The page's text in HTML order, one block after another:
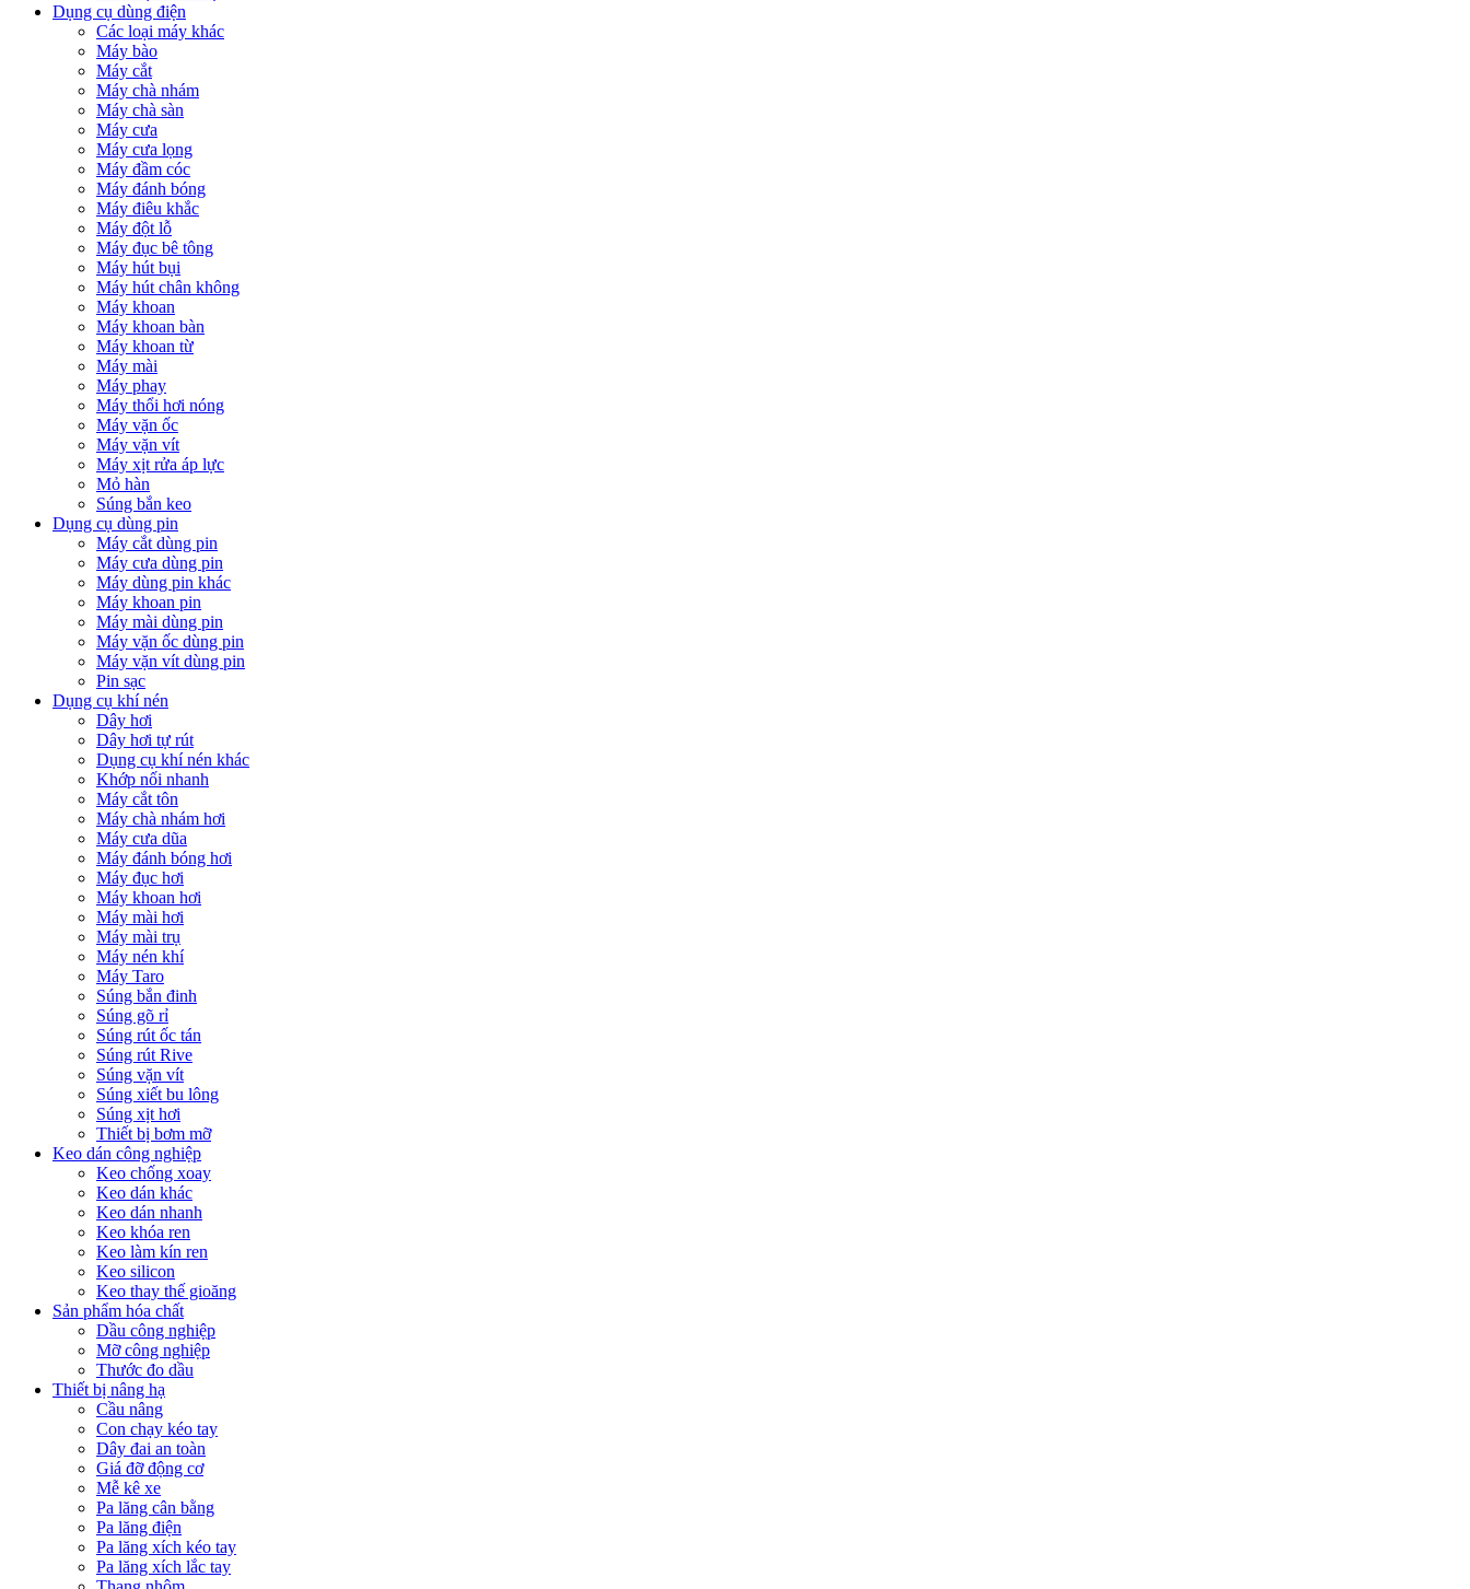
Dụng cụ dùng điện
Các loại máy khác
Máy bào
Máy cắt
Máy chà nhám
Máy chà sàn
Máy cưa
Máy cưa lọng
Máy đầm cóc
Máy đánh bóng
Máy điêu khắc
Máy đột lỗ
Máy đục bê tông
Máy hút bụi
Máy hút chân không
Máy khoan
Máy khoan bàn
Máy khoan từ
Máy mài
Máy phay
Máy thổi hơi nóng
Máy vặn ốc
Máy vặn vít
Máy xịt rửa áp lực
Mỏ hàn
Súng bắn keo
Dụng cụ dùng pin
Máy cắt dùng pin
Máy cưa dùng pin
Máy dùng pin khác
Máy khoan pin
Máy mài dùng pin
Máy vặn ốc dùng pin
Máy vặn vít dùng pin
Pin sạc
Dụng cụ khí nén
Dây hơi
Dây hơi tự rút
Dụng cụ khí nén khác
Khớp nối nhanh
Máy cắt tôn
Máy chà nhám hơi
Máy cưa dũa
Máy đánh bóng hơi
Máy đục hơi
Máy khoan hơi
Máy mài hơi
Máy mài trụ
Máy nén khí
Máy Taro
Súng bắn đinh
Súng gõ rỉ
Súng rút ốc tán
Súng rút Rive
Súng vặn vít
Súng xiết bu lông
Súng xịt hơi
Thiết bị bơm mỡ
Keo dán công nghiệp
Keo chống xoay
Keo dán khác
Keo dán nhanh
Keo khóa ren
Keo làm kín ren
Keo silicon
Keo thay thế gioăng
Sản phẩm hóa chất
Dầu công nghiệp
Mỡ công nghiệp
Thước đo dầu
Thiết bị nâng hạ
Cầu nâng
Con chạy kéo tay
Dây đai an toàn
Giá đỡ động cơ
Mễ kê xe
Pa lăng cân bằng
Pa lăng điện
Pa lăng xích kéo tay
Pa lăng xích lắc tay